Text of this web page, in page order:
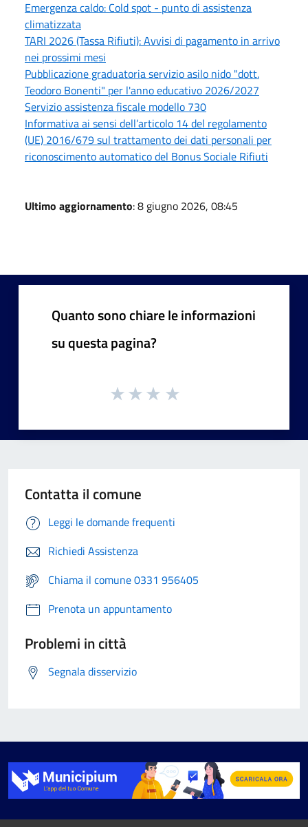
Emergenza caldo: Cold spot - punto di assistenza
climatizzata
TARI 2026 (Tassa Rifiuti): Avvisi di pagamento in arrivo
nei prossimi mesi
Pubblicazione graduatoria servizio asilo nido "dott.
Teodoro Bonenti" per l'anno educativo 2026/2027
Servizio assistenza fiscale modello 730
Informativa ai sensi dell’articolo 14 del regolamento
(UE) 2016/679 sul trattamento dei dati personali per
riconoscimento automatico del Bonus Sociale Rifiuti
Ultimo aggiornamento: 8 giugno 2026, 08:45
Quanto sono chiare le informazioni
su questa pagina?
Contatta il comune
Leggi le domande frequenti
Richiedi Assistenza
Chiama il comune 0331 956405
Prenota un appuntamento
Problemi in città
Segnala disservizio